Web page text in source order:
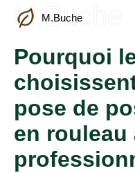
M.Buche
M.Buche
Pourquoi
pose de
en